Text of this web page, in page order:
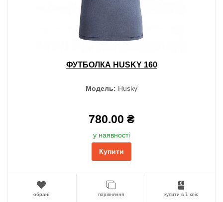
ФУТБОЛКА HUSKY 160
Модель: Husky
780.00 ₴
у наявності
Купити
обрані порівняння купити в 1 клік